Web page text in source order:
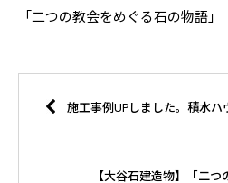
「二つの教会をめぐる石の物語」